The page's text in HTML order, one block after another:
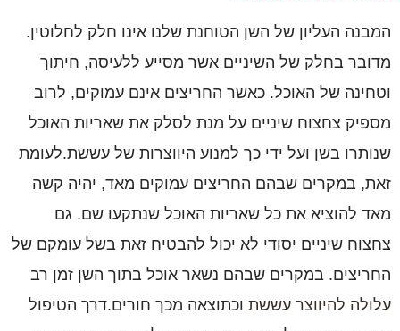
המבנה העליון של השן הטוחנת שלנו אינו חלק לחלוטין.
מדובר בחלק של השיניים אשר מסייע ללעיסה, חיתוך
וטחינה של האוכל. כאשר החריצים אינם עמוקים, לרוב
מספיק צחצוח שיניים על מנת לסלק את שאריות האוכל
שנותרו בשן ועל ידי כך למנוע היווצרות של עששת.לעומת
זאת, במקרים שבהם החריצים עמוקים מאד, יהיה קשה
מאד להוציא את כל שאריות האוכל שנתקעו שם. גם
צחצוח שיניים יסודי לא יכול להבטיח זאת בשל עומקם של
החריצים. במקרים שבהם נשאר אוכל בתוך השן זמן רב
עלולה להיווצר עששת וכתוצאה מכך חורים.דרך הטיפול